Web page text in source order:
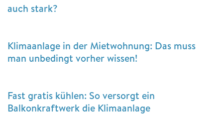
auch stark?
Klimaanlage in der Mietwohnung: Das muss
man unbedingt vorher wissen!
Fast gratis kühlen: So versorgt ein
Balkonkraftwerk die Klimaanlage